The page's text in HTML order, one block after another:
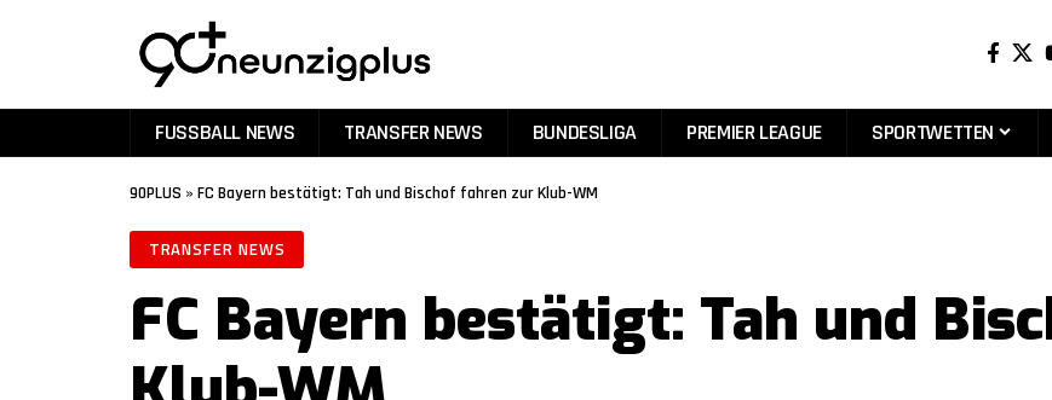
FUSSBALL NEWS TRANSFER NEWS BUNDESLIGA PREMIER LEAGUE SPORTWETTEN
90PLUS » FC Bayern bestätigt: Tah und Bischof fahren zur Klub-WM
TRANSFER NEWS
FC Bayern bestätigt: Tah und